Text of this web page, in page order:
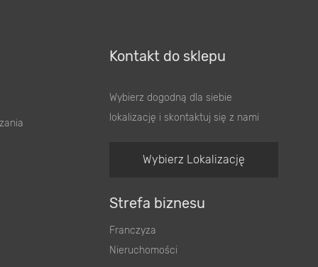
Kontakt do sklepu
Wybierz dogodną dla siebie
lokalizację i skontaktuj się z nami
Wybierz Lokalizację
Strefa biznesu
Franczyza
Nieruchomości